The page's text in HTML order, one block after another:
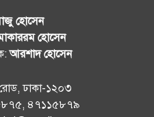
হোসেন
হোসেন
আরশাদ হোসেন
ঢাকা-১২০৩
৪৭১১৫৮৭৯